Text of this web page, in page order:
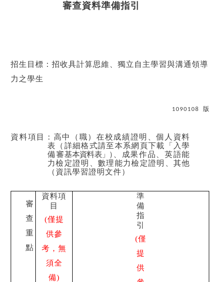
審查資料準備指引
招生目標：招收具計算思維、獨立自主學習與溝通領導
力之學生
1090108 版
資料項目：高中（職）在校成績證明、個人資料
表（詳細格式請至本系網頁下載「入學
備審基本資料表」 ）
、成果作品、英語能
力檢定證明、數理能力檢定證明、其他
（資訊學習證明文件）
審
查
重
點
資料項
目
(僅提
供參
考，無
須全
備)
準
備
指
引
(僅
提
供